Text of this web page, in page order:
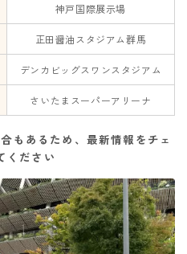
神戸国際展示場
正田醤油スタジアム群馬
デンカビッグスワンスタジアム
さいたまスーパーアリーナ
もあるため、最新情報をチェ
ください